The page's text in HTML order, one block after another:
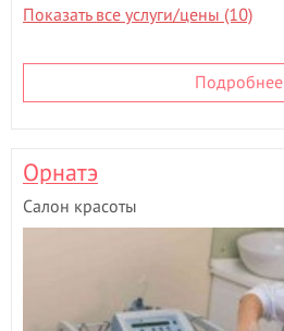
Показать все услуги/цены (10)
Подробнее
Орнатэ
Салон красоты